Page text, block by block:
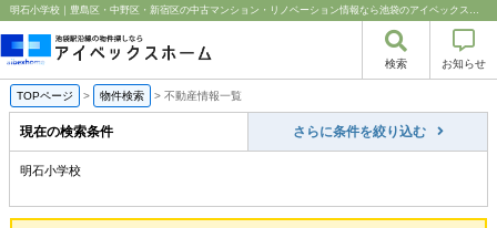
明石小学校｜豊島区・中野区・新宿区の中古マンション・リノベーション情報なら池袋のアイベックスホーム！
検索 お知らせ
TOPページ > 物件検索 > 不動産情報一覧
現在の検索条件 さらに条件を絞り込む
明石小学校